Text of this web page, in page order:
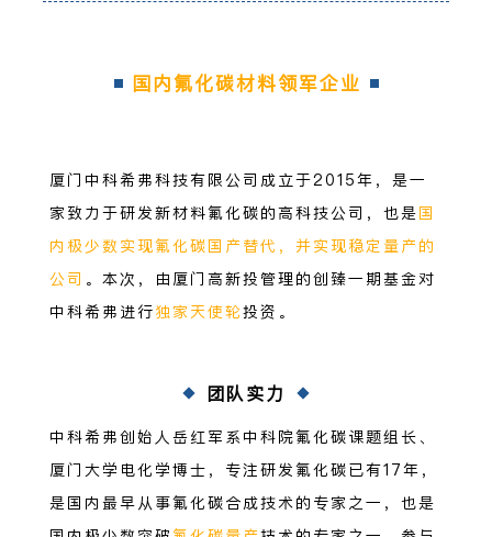
国内氟化碳材料领军企业
厦门中科希弗科技有限公司成立于2015年，是一
家致力于研发新材料氟化碳的高科技公司，也是国
内极少数实现氟化碳国产替代，并实现稳定量产的
公司 。本次，由厦门高新投管理的创臻一期基金对
中科希弗进行独家天使轮投资。
团队实力
中科希弗创始人岳红军系中科院氟化碳课题组长、
厦门大学电化学博士，专注研发氟化碳已有17年，
是国内最早从事氟化碳合成技术的专家之一，也是